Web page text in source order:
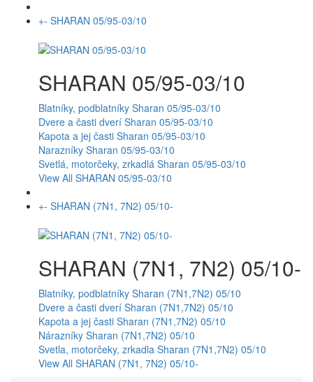
+- SHARAN 05/95-03/10
SHARAN 05/95-03/10
Blatníky, podblatníky Sharan 05/95-03/10
Dvere a časti dverí Sharan 05/95-03/10
Kapota a jej časti Sharan 05/95-03/10
Narazníky Sharan 05/95-03/10
Svetlá, motorčeky, zrkadlá Sharan 05/95-03/10
View All SHARAN 05/95-03/10
+- SHARAN (7N1, 7N2) 05/10-
SHARAN (7N1, 7N2) 05/10-
Blatníky, podblatníky Sharan (7N1,7N2) 05/10
Dvere a časti dverí Sharan (7N1,7N2) 05/10
Kapota a jej časti Sharan (7N1,7N2) 05/10
Nárazníky Sharan (7N1,7N2) 05/10
Svetla, motorčeky, zrkadla Sharan (7N1,7N2) 05/10
View All SHARAN (7N1, 7N2) 05/10-